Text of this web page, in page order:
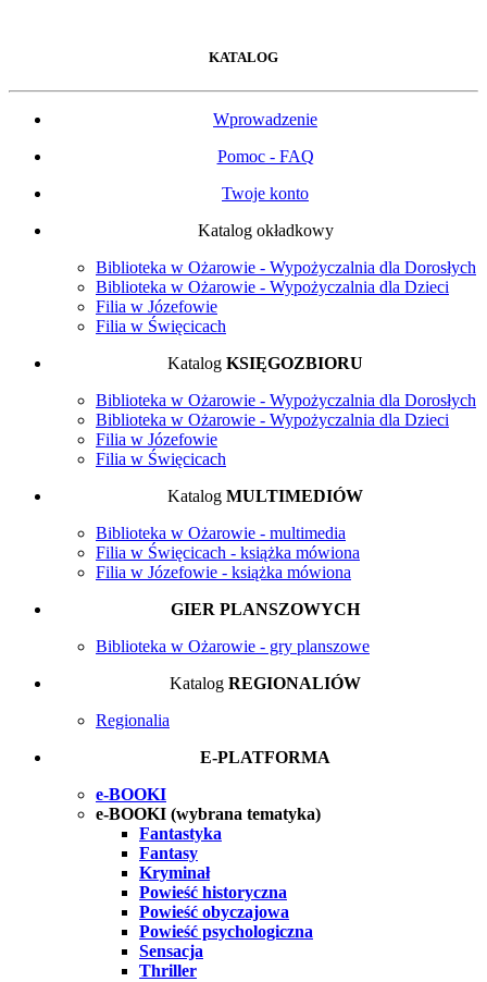
KATALOG
Wprowadzenie
Pomoc - FAQ
Twoje konto
Katalog okładkowy
Biblioteka w Ożarowie - Wypożyczalnia dla Dorosłych
Biblioteka w Ożarowie - Wypożyczalnia dla Dzieci
Filia w Józefowie
Filia w Święcicach
Katalog KSIĘGOZBIORU
Biblioteka w Ożarowie - Wypożyczalnia dla Dorosłych
Biblioteka w Ożarowie - Wypożyczalnia dla Dzieci
Filia w Józefowie
Filia w Święcicach
Katalog MULTIMEDIÓW
Biblioteka w Ożarowie - multimedia
Filia w Święcicach - książka mówiona
Filia w Józefowie - książka mówiona
GIER PLANSZOWYCH
Biblioteka w Ożarowie - gry planszowe
Katalog REGIONALIÓW
Regionalia
E-PLATFORMA
e-BOOKI
e-BOOKI (wybrana tematyka)
Fantastyka
Fantasy
Kryminał
Powieść historyczna
Powieść obyczajowa
Powieść psychologiczna
Sensacja
Thriller